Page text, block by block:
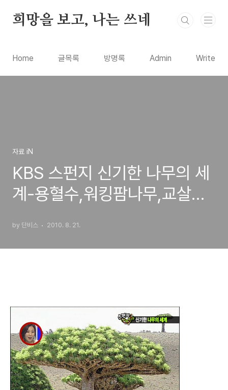
희망을 보고, 나는 쓰네
Home 글목록 방명록 Admin Write
자료 iN
KBS 스펀지 신기한 나무의 세
계-용혈수,워킹팜나무,교살목,
by 단비스 2010. 8. 21.